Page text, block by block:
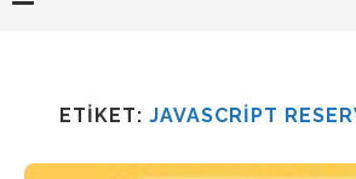
ETIKET: JAVASCRIPT